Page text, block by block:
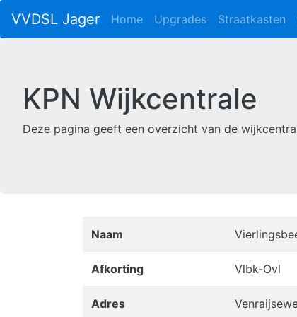
VVDSL Jager Home Upgrades Straatkasten
KPN Wijkcentrale
Deze pagina geeft een overzicht van de
Naam
Afkorting Vlbk-Ovl
Adres